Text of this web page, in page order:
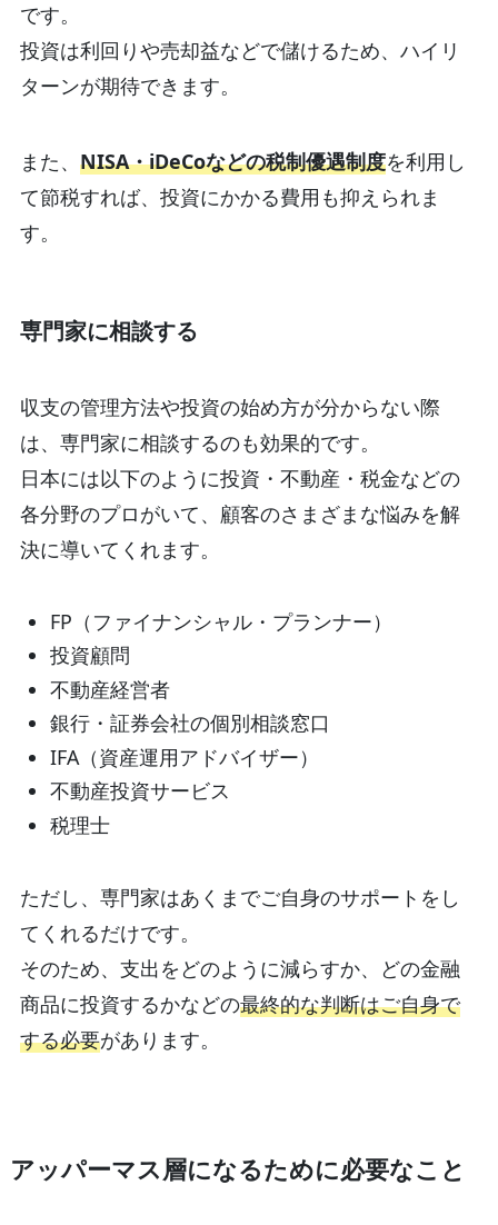
です。
投資は利回りや売却益などで儲けるため、ハイリ
ターンが期待できます。
また、 NISA・iDeCoなどの税制優遇制度を利用し
て節税すれば、投資にかかる費用も抑えられま
す。
専門家に相談する
収支の管理方法や投資の始め方が分からない際
は、専門家に相談するのも効果的です。
日本には以下のように投資・不動産・税金などの
各分野のプロがいて、顧客のさまざまな悩みを解
決に導いてくれます。
FP（ファイナンシャル・プランナー）
投資顧問
不動産経営者
銀行・証券会社の個別相談窓口
IFA（資産運用アドバイザー）
不動産投資サービス
税理士
ただし、専門家はあくまでご自身のサポートをし
てくれるだけです。
そのため、支出をどのように減らすか、どの金融
商品に投資するかなどの最終的な判断はご自身で
する必要があります。
アッパーマス層になるために必要なこと